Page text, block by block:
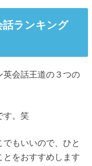
話ランキング
英会話王道の３つの
す。笑
もいいので、ひと
とをおすすめします